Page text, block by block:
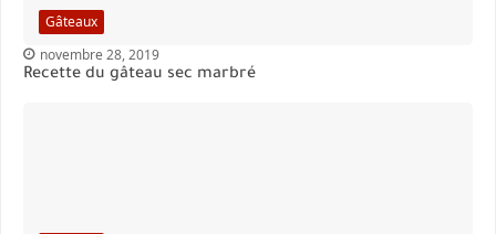
Gâteaux
novembre 28, 2019
Recette du gâteau sec marbré